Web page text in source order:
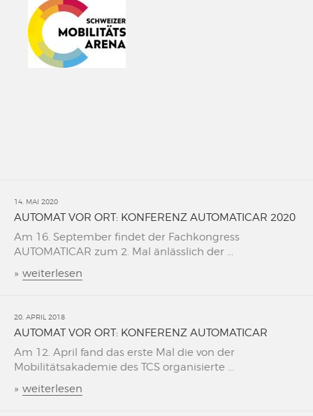
14. MAI 2020
AUTOMAT VOR ORT: KONFERENZ AUTOMATICAR 2020
Am 16. September findet der Fachkongress
AUTOMATICAR zum 2. Mal änlässlich der ...
» weiterlesen
20. APRIL 2018
AUTOMAT VOR ORT: KONFERENZ AUTOMATICAR
Am 12. April fand das erste Mal die von der
Mobilitätsakademie des TCS organisierte ...
» weiterlesen